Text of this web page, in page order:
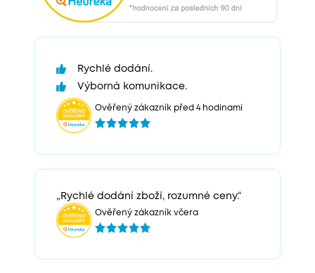
Rychlé dodání.
Výborná komunikace.
Ověřený zákazník před 4 hodinami
„Rychlé dodání zboží, rozumné ceny.“
Ověřený zákazník včera